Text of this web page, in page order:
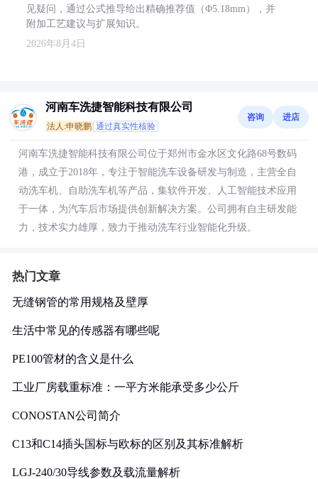
见疑问，通过公式推导给出精确推荐值（Φ5.18mm），并
附加工艺建议与扩展知识。
2026年8月4日
河南车洗捷智能科技有限公司
法人:申晓鹏 通过真实性核验
咨询 进店
河南车洗捷智能科技有限公司位于郑州市金水区文化路68号数码
港，成立于2018年，专注于智能洗车设备研发与制造，主营全自
动洗车机、自助洗车机等产品，集软件开发、人工智能技术应用
于一体，为汽车后市场提供创新解决方案。公司拥有自主研发能
力，技术实力雄厚，致力于推动洗车行业智能化升级。
热门文章
无缝钢管的常用规格及壁厚
生活中常见的传感器有哪些呢
PE100管材的含义是什么
工业厂房载重标准：一平方米能承受多少公斤
CONOSTAN公司简介
C13和C14插头国标与欧标的区别及其标准解析
LGJ-240/30导线参数及载流量解析